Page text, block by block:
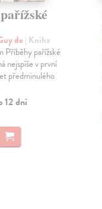
de | Kniha
Příběhy pařížské
nejspíše v první
předminulého
12 dní